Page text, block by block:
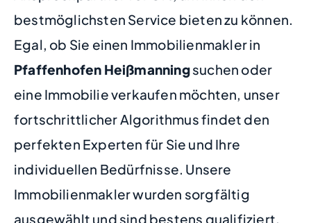
bestmöglichsten Service bieten zu können.
Egal, ob Sie einen Immobilienmakler in
Pfaffenhofen Heißmanningsuchen oder
eine Immobilie verkaufen möchten, unser
fortschrittlicher Algorithmus findet den
perfekten Experten für Sie und Ihre
individuellen Bedürfnisse. Unsere
Immobilienmakler wurden sorgfältig
ausgewählt und sind bestens qualifiziert,